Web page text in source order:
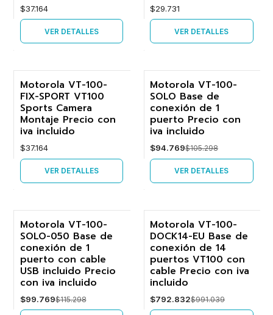
$37.164
VER DETALLES
$29.731
VER DETALLES
Agotado
Motorola VT-100-
FIX-SPORT VT100
Sports Camera
Montaje Precio con
iva incluido
$37.164
VER DETALLES
-10%
Agotado
Motorola VT-100-
SOLO Base de
conexión de 1
puerto Precio con
iva incluido
$94.769$105.298
VER DETALLES
-13%
Agotado
Motorola VT-100-
SOLO-050 Base de
conexión de 1
puerto con cable
USB incluido Precio
con iva incluido
$99.769$115.298
-20%
Agotado
Motorola VT-100-
DOCK14-EU Base de
conexión de 14
puertos VT100 con
cable Precio con iva
incluido
$792.832$991.039